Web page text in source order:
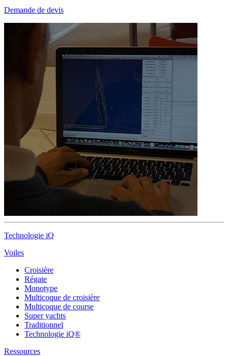
Demande de devis
Technologie iQ
Voiles
Croisière
Régate
Monotype
Multicoque de croisière
Multicoque de course
Super yachts
Traditionnel
Technologie iQ®
Ressources